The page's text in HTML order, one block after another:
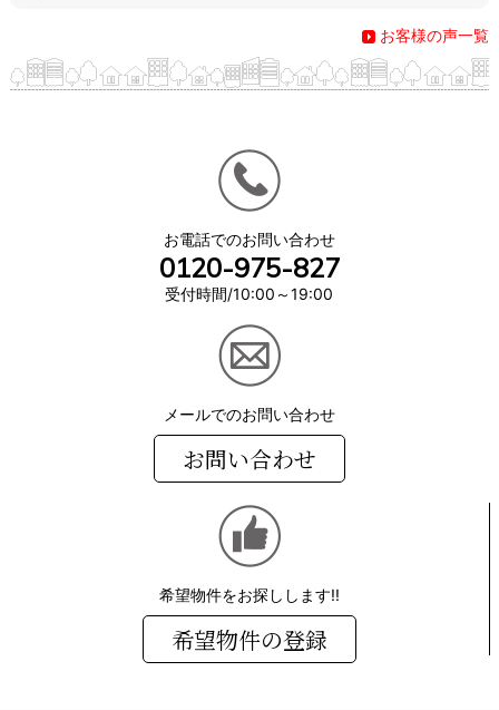
お客様の声一覧
お電話でのお問い合わせ
0120-975-827
受付時間/10:00～19:00
メールでのお問い合わせ
お問い合わせ
希望物件をお探しします!!
希望物件の登録